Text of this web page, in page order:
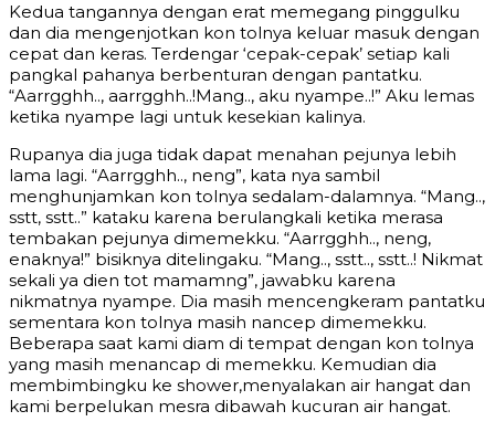
Kedua tangannya dengan erat memegang pinggulku
dan dia mengenjotkan kon tolnya keluar masuk dengan
cepat dan keras. Terdengar ‘cepak-cepak’ setiap kali
pangkal pahanya berbenturan dengan pantatku.
“Aarrgghh.., aarrgghh..!Mang.., aku nyampe..!” Aku lemas
ketika nyampe lagi untuk kesekian kalinya.
Rupanya dia juga tidak dapat menahan pejunya lebih
lama lagi. “Aarrgghh.., neng”, kata nya sambil
menghunjamkan kon tolnya sedalam-dalamnya. “Mang..,
sstt, sstt..” kataku karena berulangkali ketika merasa
tembakan pejunya dimemekku. “Aarrgghh.., neng,
enaknya!” bisiknya ditelingaku. “Mang.., sstt.., sstt..! Nikmat
sekali ya dien tot mamamng”, jawabku karena
nikmatnya nyampe. Dia masih mencengkeram pantatku
sementara kon tolnya masih nancep dimemekku.
Beberapa saat kami diam di tempat dengan kon tolnya
yang masih menancap di memekku. Kemudian dia
membimbingku ke shower,menyalakan air hangat dan
kami berpelukan mesra dibawah kucuran air hangat.